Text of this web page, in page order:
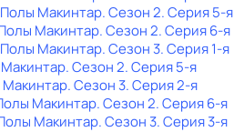
Макинтар. Сезон 2. Серия 5-я
Макинтар. Сезон 2. Серия 6-я
Макинтар. Сезон 3. Серия 1-я
. Сезон 2. Серия 5-я
. Сезон 3. Серия 2-я
Макинтар. Сезон 2. Серия 6-я
Макинтар. Сезон 3. Серия 3-я